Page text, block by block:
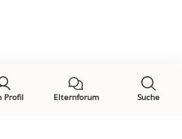
Profil Elternforum Suche